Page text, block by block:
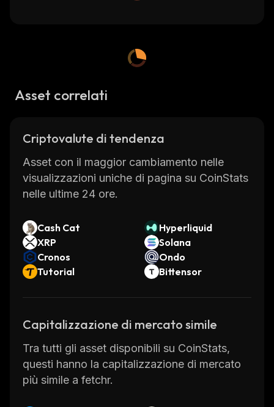
Asset correlati
Criptovalute di tendenza
Asset con il maggior cambiamento nelle
visualizzazioni uniche di pagina su CoinStats
nelle ultime 24 ore.
Cash Cat
Hyperliquid
XRP
Solana
Cronos
Ondo
Tutorial
Bittensor
Capitalizzazione di mercato simile
Tra tutti gli asset disponibili su CoinStats,
questi hanno la capitalizzazione di mercato
più simile a fetchr.